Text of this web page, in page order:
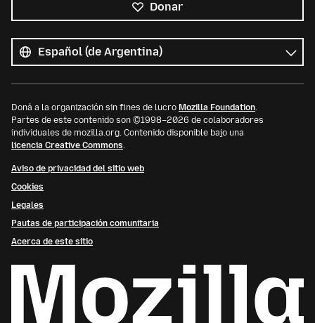
Donar
los
idiomas
Idioma
Doná a la organización sin fines de lucro Mozilla Foundation.
Partes de este contenido son ©1998–2026 de colaboradores
individuales de mozilla.org. Contenido disponible bajo una
licencia Creative Commons.
Aviso de privacidad del sitio web
Cookies
Legales
Pautas de participación comunitaria
Acerca de este sitio